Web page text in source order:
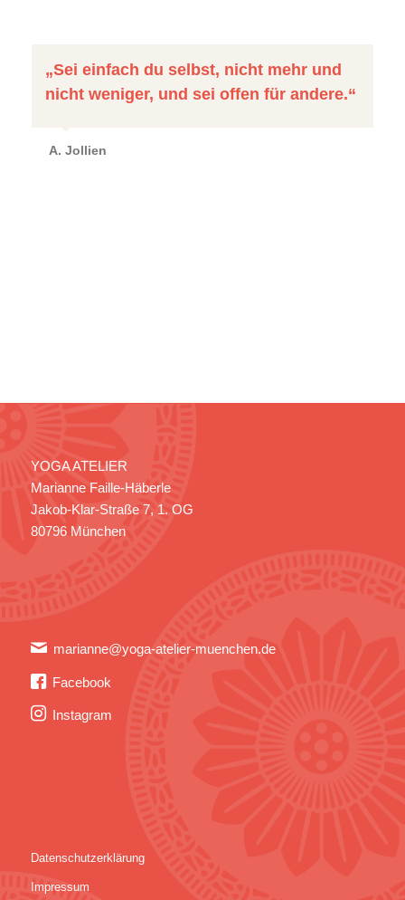
„Sei einfach du selbst, nicht mehr und
nicht weniger, und sei offen für andere.“
A. Jollien
YOGA ATELIER
Marianne Faille-Häberle
Jakob-Klar-Straße 7, 1. OG
80796 München
marianne@yoga-atelier-muenchen.de
Facebook
Instagram
Datenschutzerklärung
Impressum